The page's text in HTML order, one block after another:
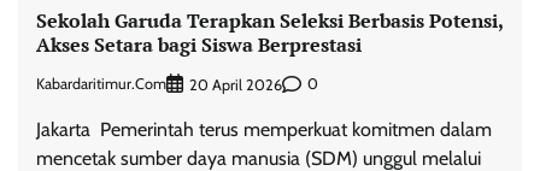
Sekolah Garuda Terapkan Seleksi Berbasis Potensi,
Akses Setara bagi Siswa Berprestasi
Kabardaritimur.com 20 April 2026 0
Jakarta  Pemerintah terus memperkuat komitmen dalam
mencetak sumber daya manusia (SDM) unggul melalui